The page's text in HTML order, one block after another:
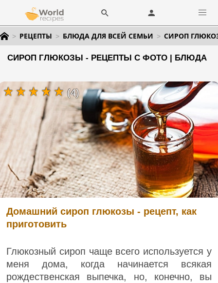
РЕЦЕПТЫ БЛЮДА ДЛЯ ВСЕЙ СЕМЬИ СИРОП
СИРОП ГЛЮКОЗЫ - РЕЦЕПТЫ С ФОТО | БЛЮДА
Домашний сироп глюкозы - рецепт, как
приготовить
Глюкозный сироп чаще всего используется у
меня дома, когда начинается всякая
рождественская выпечка, но, конечно, вы
(4)